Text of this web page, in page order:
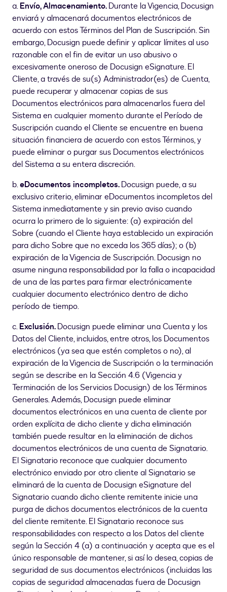
a.Envío, Almacenamiento.Durante la Vigencia, Docusign
enviará y almacenará documentos electrónicos de
acuerdo con estos Términos del Plan de Suscripción. Sin
embargo, Docusign puede definir y aplicar límites al uso
razonable con el fin de evitar un uso abusivo o
excesivamente oneroso de Docusign eSignature. El
Cliente, a través de su(s) Administrador(es) de Cuenta,
puede recuperar y almacenar copias de sus
Documentos electrónicos para almacenarlos fuera del
Sistema en cualquier momento durante el Período de
Suscripción cuando el Cliente se encuentre en buena
situación financiera de acuerdo con estos Términos, y
puede eliminar o purgar sus Documentos electrónicos
del Sistema a su entera discreción.
b.eDocumentos incompletos.Docusign puede, a su
exclusivo criterio, eliminar eDocumentos incompletos del
Sistema inmediatamente y sin previo aviso cuando
ocurra lo primero de lo siguiente: (a) expiración del
Sobre (cuando el Cliente haya establecido un expiración
para dicho Sobre que no exceda los 365 días); o (b)
expiración de la Vigencia de Suscripción. Docusign no
asume ninguna responsabilidad por la falla o incapacidad
de una de las partes para firmar electrónicamente
cualquier documento electrónico dentro de dicho
período de tiempo.
c.Exclusión.Docusign puede eliminar una Cuenta y los
Datos del Cliente, incluidos, entre otros, los Documentos
electrónicos (ya sea que estén completos o no), al
expiración de la Vigencia de Suscripción o la terminación
según se describe en la Sección 4.6 (Vigencia y
Terminación de los Servicios Docusign) de los Términos
Generales. Además, Docusign puede eliminar
documentos electrónicos en una cuenta de cliente por
orden explícita de dicho cliente y dicha eliminación
también puede resultar en la eliminación de dichos
documentos electrónicos de una cuenta de Signatario.
El Signatario reconoce que cualquier documento
electrónico enviado por otro cliente al Signatario se
eliminará de la cuenta de Docusign eSignature del
Signatario cuando dicho cliente remitente inicie una
purga de dichos documentos electrónicos de la cuenta
del cliente remitente. El Signatario reconoce sus
responsabilidades con respecto a los Datos del cliente
según la Sección 4 (a) a continuación y acepta que es el
único responsable de mantener, si así lo desea, copias de
seguridad de sus documentos electrónicos (incluidas las
copias de seguridad almacenadas fuera de Docusign